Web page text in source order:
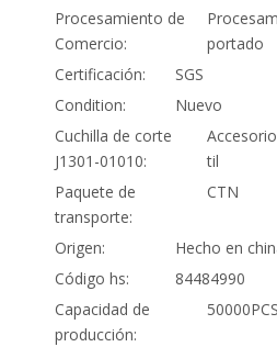
Procesamiento de
Comercio:
portado
Certificación:
SGS
Condition:
Nuevo
Cuchilla de corte
J1301-01010:
til
Paquete de
transporte:
CTN
Origen:
Hecho en
Código hs:
84484990
Capacidad de
producción:
50000PCS